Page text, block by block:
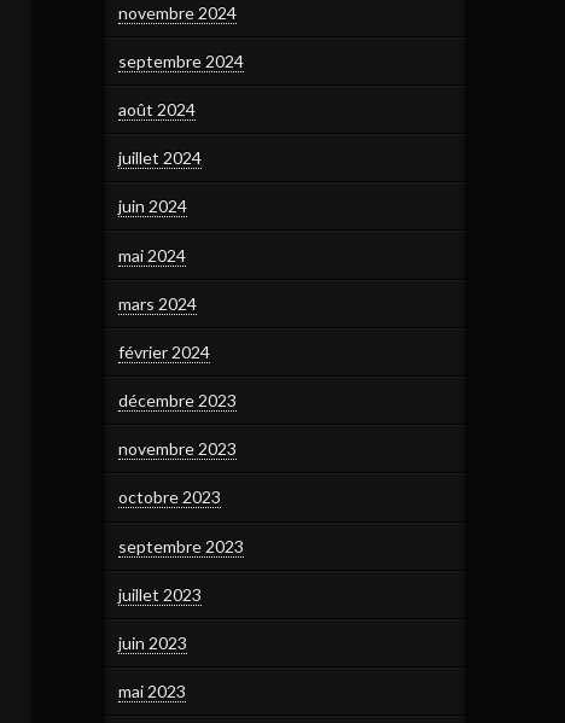
novembre 2024
septembre 2024
août 2024
juillet 2024
juin 2024
mai 2024
mars 2024
février 2024
décembre 2023
novembre 2023
octobre 2023
septembre 2023
juillet 2023
juin 2023
mai 2023